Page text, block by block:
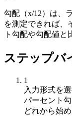
勾配（x/12）は、
を測定できれば、
ト勾配や勾配値と
ステップバ
1
入力形式を
パーセント
どれから始